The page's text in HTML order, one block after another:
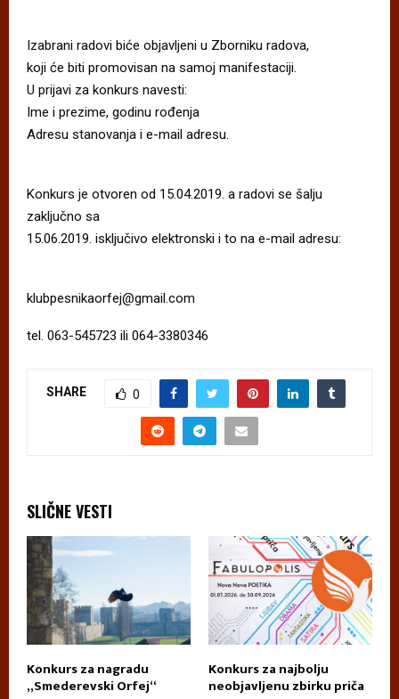
Izabrani radovi biće objavljeni u Zborniku radova,
koji će biti promovisan na samoj manifestaciji.
U prijavi za konkurs navesti:
Ime i prezime, godinu rođenja
Adresu stanovanja i e-mail adresu.
Konkurs je otvoren od 15.04.2019. a radovi se šalju
zaključno sa
15.06.2019. isključivo elektronski i to na e-mail adresu:
klubpesnikaorfej@gmail.com
tel. 063-545723 ili 064-3380346
SHARE 0
SLIČNE VESTI
Konkurs za nagradu
„Smederevski Orfej“
Konkurs za najbolju
neobjavljenu zbirku priča